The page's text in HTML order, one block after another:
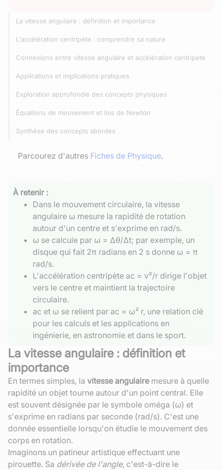
La vitesse angulaire : définition et importance
L'accélération centripète : comprendre sa nature
Connexions entre vitesse angulaire et accélération centripète
Applications et implications pratiques
Exploration approfondie des concepts physiques
Équations de mouvement et lois de Newton
Synthèse des concepts abordés
Parcourez d'autres Fiches de Physique.
À retenir :
Dans le mouvement circulaire, la vitesse
angulaire ω mesure la rapidité de rotation
autour d'un centre et s'exprime en rad/s.
ω se calcule par ω = Δθ/Δt; par exemple, un
disque qui fait 2π radians en 2 s donne ω = π
rad/s.
L'accélération centripète ac = v²/r dirige l'objet
vers le centre et maintient la trajectoire
circulaire.
ac et ω se relient par ac = ω² r, une relation clé
pour les calculs et les applications en
ingénierie, en astronomie et dans le sport.
La vitesse angulaire : définition et
importance
En termes simples, la vitesse angulaire mesure à quelle
rapidité un objet tourne autour d'un point central. Elle
est souvent désignée par le symbole oméga (ω) et
s'exprime en radians par seconde (rad/s). C'est une
donnée essentielle lorsqu'on étudie le mouvement des
corps en rotation.
Imaginons un patineur artistique effectuant une
pirouette. Sa dérivée de l'angle, c'est-à-dire le